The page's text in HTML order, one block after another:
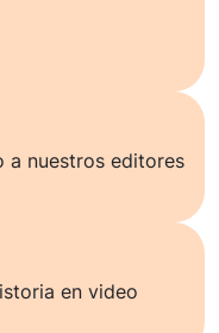
a nuestros editores
en video